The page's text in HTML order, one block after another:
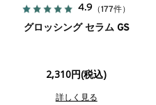
4.9 （177件）
グロッシング セラム GS
2,310円(税込)
詳しく見る